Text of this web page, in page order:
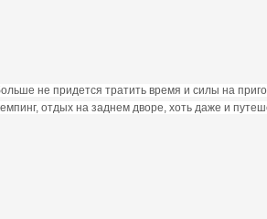
не придется тратить время и силы на
отдых на заднем дворе, хоть даже и